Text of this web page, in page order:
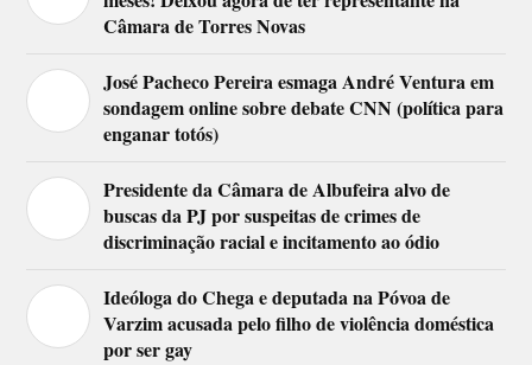
Câmara de Torres Novas
José Pacheco Pereira esmaga André Ventura em
sondagem online sobre debate CNN (política para
enganar totós)
Presidente da Câmara de Albufeira alvo de
buscas da PJ por suspeitas de crimes de
discriminação racial e incitamento ao ódio
Ideóloga do Chega e deputada na Póvoa de
Varzim acusada pelo filho de violência doméstica
por ser gay